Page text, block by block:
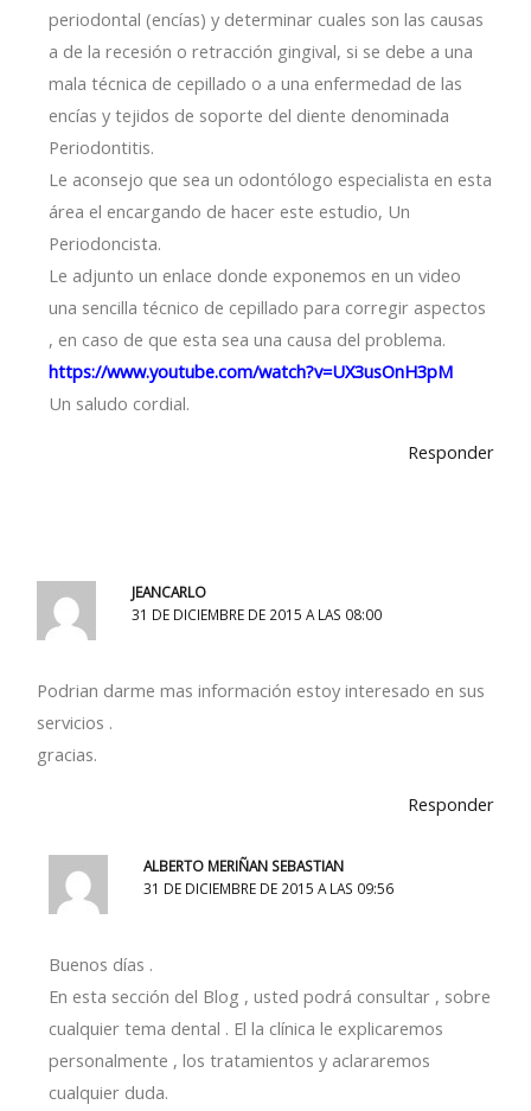
periodontal (encías) y determinar cuales son las causas
a de la recesión o retracción gingival, si se debe a una
mala técnica de cepillado o a una enfermedad de las
encías y tejidos de soporte del diente denominada
Periodontitis.
Le aconsejo que sea un odontólogo especialista en esta
área el encargando de hacer este estudio, Un
Periodoncista.
Le adjunto un enlace donde exponemos en un video
una sencilla técnico de cepillado para corregir aspectos
, en caso de que esta sea una causa del problema.
https://www.youtube.com/watch?v=UX3usOnH3pM
Un saludo cordial.
Responder
JEANCARLO
31 DE DICIEMBRE DE 2015 A LAS 08:00
Podrian darme mas información estoy interesado en sus
servicios .
gracias.
Responder
ALBERTO MERIÑAN SEBASTIAN
31 DE DICIEMBRE DE 2015 A LAS 09:56
Buenos días .
En esta sección del Blog , usted podrá consultar , sobre
cualquier tema dental . El la clínica le explicaremos
personalmente , los tratamientos y aclararemos
cualquier duda.